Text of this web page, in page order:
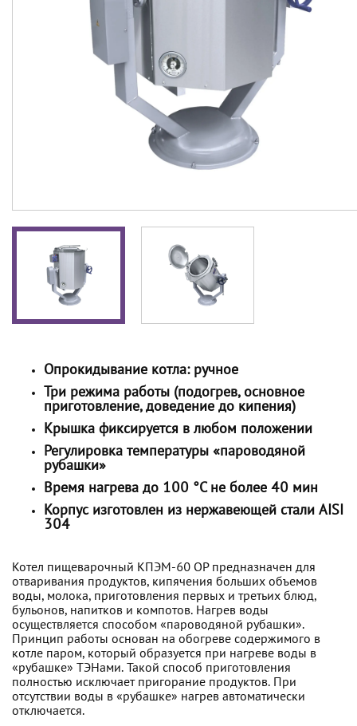
Опрокидывание котла: ручное
Три режима работы (подогрев, основное
приготовление, доведение до кипения)
Крышка фиксируется в любом положении
Регулировка температуры «пароводяной
рубашки»
Время нагрева до 100 °C не более 40 мин
Корпус изготовлен из нержавеющей стали AISI
304
Котел пищеварочный КПЭМ-60 ОР предназначен для
отваривания продуктов, кипячения больших объемов
воды, молока, приготовления первых и третьих блюд,
бульонов, напитков и компотов. Нагрев воды
осуществляется способом «пароводяной рубашки».
Принцип работы основан на обогреве содержимого в
котле паром, который образуется при нагреве воды в
«рубашке» ТЭНами. Такой способ приготовления
полностью исключает пригорание продуктов. При
отсутствии воды в «рубашке» нагрев автоматически
отключается.